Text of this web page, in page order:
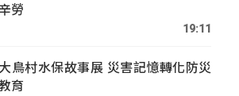
勞
19:11
大鳥村水保故事展 災害記憶轉化防災
育